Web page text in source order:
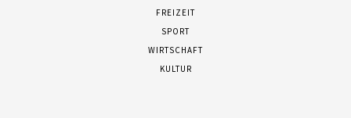
FREIZEIT
SPORT
WIRTSCHAFT
KULTUR